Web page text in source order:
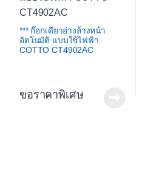
*** ก๊อกเดี่ยวอ่างล้างหน้า
อัตโนมัติ แบบใช้ไฟฟ้า
COTTO CT4902AC
ขอราคาพิเศษ